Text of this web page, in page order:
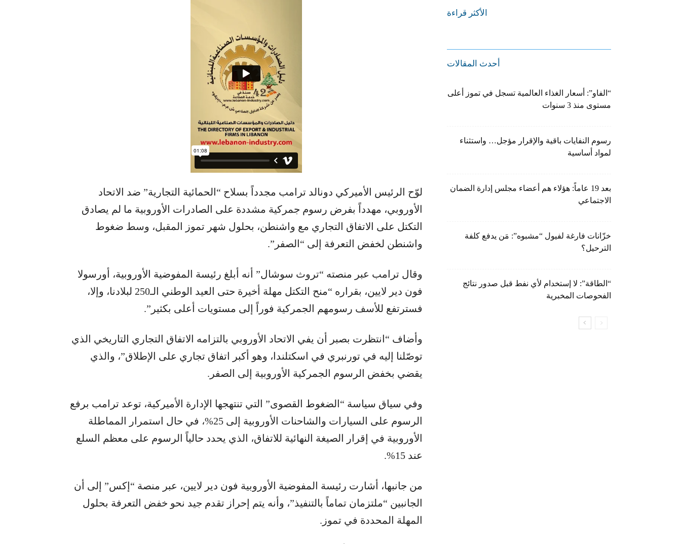
لوّح الرئيس الأميركي دونالد ترامب مجدداً بسلاح “الحمائية التجارية” ضد الاتحاد
الأوروبي، مهدداً بفرض رسوم جمركية مشددة على الصادرات الأوروبية ما لم يصادق
التكتل على الاتفاق التجاري مع واشنطن، بحلول شهر تموز المقبل، وسط ضغوط
واشنطن لخفض التعرفة إلى “الصفر”.
وقال ترامب عبر منصته “تروث سوشال” أنه أبلغ رئيسة المفوضية الأوروبية، أورسولا
فون دير لايين، بقراره “منح التكتل مهلة أخيرة حتى العيد الوطني الـ250 لبلادنا، وإلا،
فسترتفع للأسف رسومهم الجمركية فوراً إلى مستويات أعلى بكثير”.
وأضاف “انتظرت بصبر أن يفي الاتحاد الأوروبي بالتزامه الاتفاق التجاري التاريخي الذي
توصّلنا إليه في تورنبري في اسكتلندا، وهو أكبر اتفاق تجاري على الإطلاق”، والذي
يقضي بخفض الرسوم الجمركية الأوروبية إلى الصفر.
وفي سياق سياسة “الضغوط القصوى” التي تنتهجها الإدارة الأميركية، توعد ترامب برفع
الرسوم على السيارات والشاحنات الأوروبية إلى 25%، في حال استمرار المماطلة
الأوروبية في إقرار الصيغة النهائية للاتفاق، الذي يحدد حالياً الرسوم على معظم السلع
عند 15%.
من جانبها، أشارت رئيسة المفوضية الأوروبية فون دير لايين، عبر منصة “إكس” إلى أن
الجانبين “ملتزمان تماماً بالتنفيذ”، وأنه يتم إحراز تقدم جيد نحو خفض التعرفة بحلول
المهلة المحددة في تموز.
الأكثر قراءة
أحدث المقالات
“الفاو”: أسعار الغذاء العالمية تسجل في تموز أعلى
مستوى منذ 3 سنوات
رسوم النفايات باقية والإقرار مؤجل… واستثناء
لمواد أساسية
بعد 19 عاماً: هؤلاء هم أعضاء مجلس إدارة الضمان
الاجتماعي
خزّانات فارغة لفيول “مشبوه”: مَن يدفع كلفة
الترحيل؟
“الطاقة”: لا إستخدام لأي نفط قبل صدور نتائج
الفحوصات المخبرية